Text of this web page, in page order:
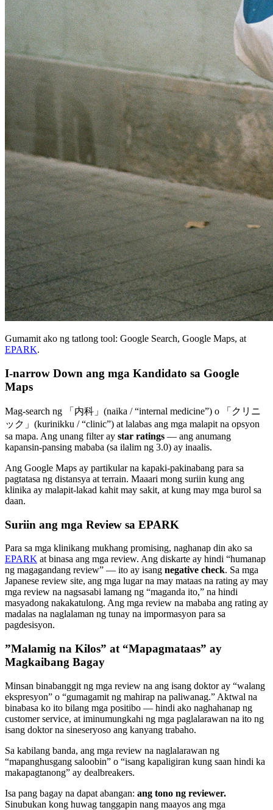
Gumamit ako ng tatlong tool: Google Search, Google Maps, at
EPARK.
I-narrow Down ang mga Kandidato sa Google
Maps
Mag-search ng 「内科」(naika / “internal medicine”) o 「クリニ
ック」(kurinikku / “clinic”) at lalabas ang mga malapit na opsyon
sa mapa. Ang unang filter ay star ratings — ang anumang
kapansin-pansing mababa (sa ilalim ng 3.0) ay inaalis.
Ang Google Maps ay partikular na kapaki-pakinabang para sa
pagtatasa ng distansya at terrain. Maaari mong suriin kung ang
klinika ay malapit-lakad kahit may sakit, at kung may mga burol sa
daan.
Suriin ang mga Review sa EPARK
Para sa mga klinikang mukhang promising, naghanap din ako sa
EPARK at binasa ang mga review. Ang diskarte ay hindi “humanap
ng magagandang review” — ito ay isang negative check. Sa mga
Japanese review site, ang mga lugar na may mataas na rating ay may
mga review na nagsasabi lamang ng “maganda ito,” na hindi
masyadong nakakatulong. Ang mga review na mababa ang rating ay
madalas na naglalaman ng tunay na impormasyon para sa
pagdesisyon.
”Malamig na Kilos” at “Mapagmataas” ay
Magkaibang Bagay
Minsan binabanggit ng mga review na ang isang doktor ay “walang
ekspresyon” o “gumagamit ng mahirap na paliwanag.” Aktwal na
binabasa ko ito bilang mga positibo — hindi ako naghahanap ng
customer service, at iminumungkahi ng mga paglalarawan na ito ng
isang doktor na sineseryoso ang kanyang trabaho.
Sa kabilang banda, ang mga review na naglalarawan ng
“mapanghusgang saloobin” o “isang kapaligiran kung saan hindi ka
makapagtanong” ay dealbreakers.
Isa pang bagay na dapat abangan: ang tono ng reviewer.
Sinubukan kong huwag tanggapin nang maayos ang mga